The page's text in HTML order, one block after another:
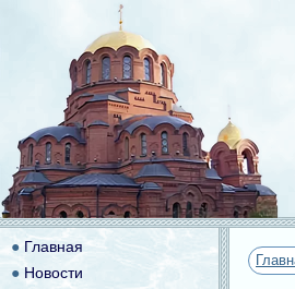
● Главная
● Новости